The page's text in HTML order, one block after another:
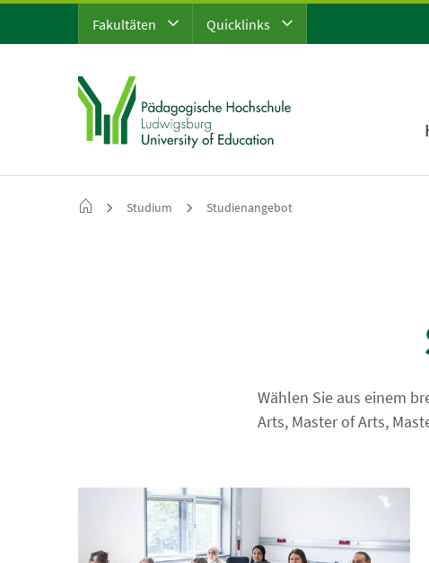
Fakultäten Quicklinks
Studium Studienangebot
Wählen Sie aus einem
Arts, Master of Arts,